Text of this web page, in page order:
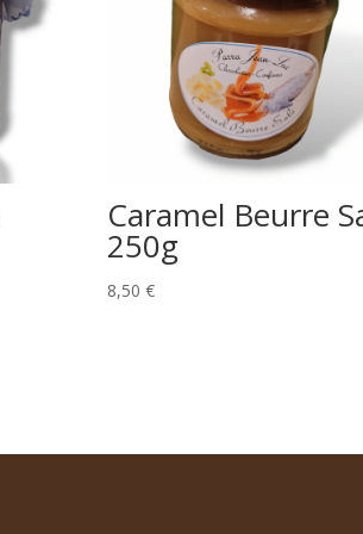
Caramel Beurre
250g
8,50€